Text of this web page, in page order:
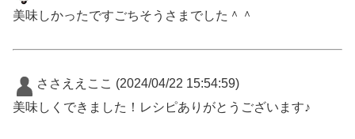
美味しかったですごちそうさまでした＾＾
ささええここ (2024/04/22 15:54:59)
美味しくできました！レシピありがとうございます♪